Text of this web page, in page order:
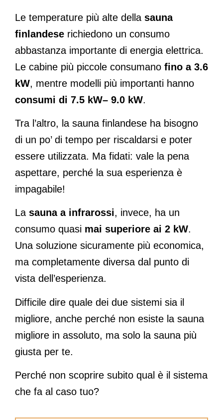
Le temperature più alte della sauna
finlandese richiedono un consumo
abbastanza importante di energia elettrica.
Le cabine più piccole consumano fino a 3.6
kW, mentre modelli più importanti hanno
consumi di 7.5 kW– 9.0 kW.
Tra l’altro, la sauna finlandese ha bisogno
di un po’ di tempo per riscaldarsi e poter
essere utilizzata. Ma fidati: vale la pena
aspettare, perché la sua esperienza è
impagabile!
La sauna a infrarossi, invece, ha un
consumo quasi mai superiore ai 2 kW.
Una soluzione sicuramente più economica,
ma completamente diversa dal punto di
vista dell’esperienza.
Difficile dire quale dei due sistemi sia il
migliore, anche perché non esiste la sauna
migliore in assoluto, ma solo la sauna più
giusta per te.
Perché non scoprire subito qual è il sistema
che fa al caso tuo?